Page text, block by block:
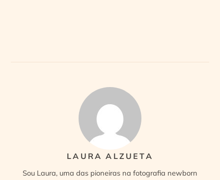
LAURA ALZUETA
Sou Laura, uma das pioneiras na fotografia newborn